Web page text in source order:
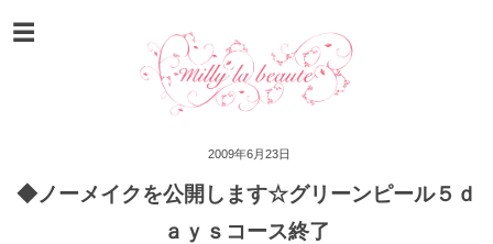
2009年6月23日
◆ノーメイクを公開します☆グリーンピール５ｄ
ａｙｓコース終了